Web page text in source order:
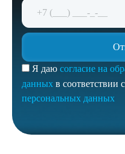
Я даю согласие на
данных в соответствии с
персональных данных